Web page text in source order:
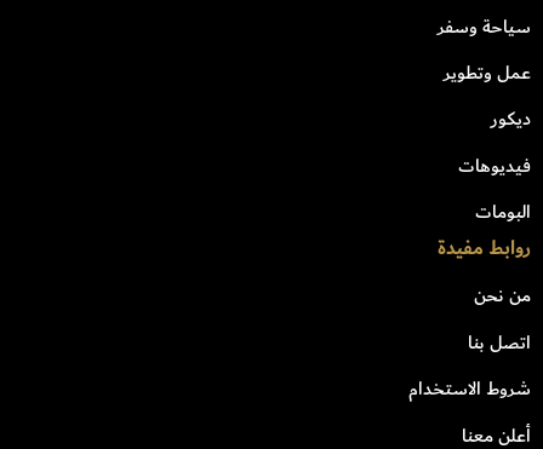
سياحة وسفر
عمل وتطوير
ديكور
فيديوهات
البومات
روابط مفيدة
من نحن
اتصل بنا
شروط الاستخدام
أعلن معنا